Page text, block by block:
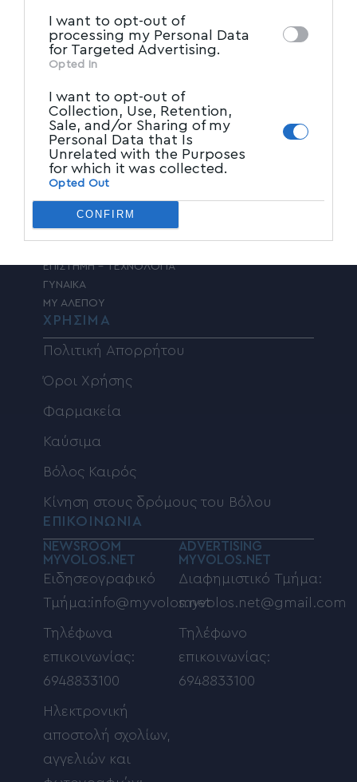
I want to opt-out of
processing my Personal Data
for Targeted Advertising.
Opted In
I want to opt-out of
Collection, Use, Retention,
Sale, and/or Sharing of my
Personal Data that Is
Unrelated with the Purposes
for which it was collected.
Opted Out
CONFIRM
ΕΙΔΗΣΕΙΣ
ΠΡΩΤΗ ΣΕΛΙΔΑ
ΠΑΡΑΠΟΛΙΤΙΚΑ
ΚΟΙΝΩΝΙΑ
ΠΟΛΙΤΙΚΗ
ΤΑΔΕ ΕΦΗ
ΠΟΛΙΤΙΣΜΟΣ
ΑΘΛΗΤΙΚΑ
ΚΟΣΜΟΣ
ΕΠΙΣΤΗΜΗ – ΤΕΧΝΟΛΟΓΙΑ
ΓΥΝΑΙΚΑ
MY ΑΛΕΠΟΥ
ΧΡΗΣΙΜΑ
Πολιτική Απορρήτου
Όροι Χρήσης
Φαρμακεία
Καύσιμα
Βόλος Καιρός
Κίνηση στους δρόμους του Βόλου
ΕΠΙΚΟΙΝΩΝΙΑ
NEWSROOM
MYVOLOS.NET
Ειδησεογραφικό
Τμήμα:info@myvolos.net
Τηλέφωνα
επικοινωνίας:
6948833100
Ηλεκτρονική
αποστολή σχολίων,
αγγελιών και
ADVERTISING
MYVOLOS.NET
Διαφημιστικό Τμήμα:
myvolos.net@gmail.com
Τηλέφωνο
επικοινωνίας:
6948833100